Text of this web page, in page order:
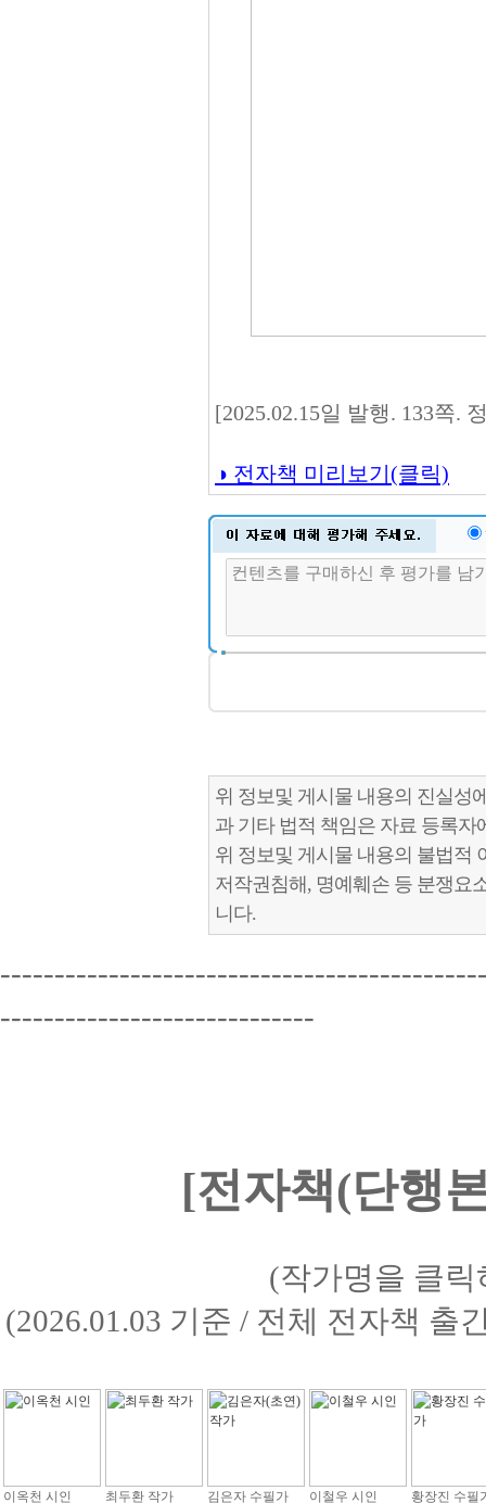
[2025.02.15일 발행. 133쪽.
◑ 전자책 미리보기(클릭)
위 정보및 게시물 내용의 진실성
과 기타 법적 책임은 자료 등록자
위 정보및 게시물 내용의 불법적
저작권침해, 명예훼손 등 분쟁요
니다.
-----------------------------
[전자책(단행
(작가명을 클
(2026.01.03 기준 / 전체 전자책 출
이옥천 시인 최두환 작가 김은자 수필가 이철우 시인 황장진 수필